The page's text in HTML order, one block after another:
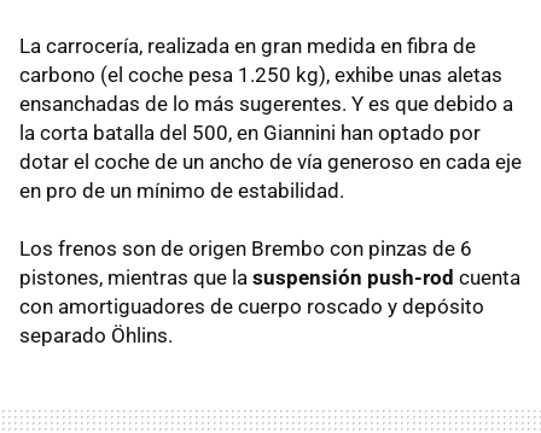
La carrocería, realizada en gran medida en fibra de
carbono (el coche pesa 1.250 kg), exhibe unas aletas
ensanchadas de lo más sugerentes. Y es que debido a
la corta batalla del 500, en Giannini han optado por
dotar el coche de un ancho de vía generoso en cada eje
en pro de un mínimo de estabilidad.
Los frenos son de origen Brembo con pinzas de 6
pistones, mientras que la suspensión push-rod cuenta
con amortiguadores de cuerpo roscado y depósito
separado Öhlins.